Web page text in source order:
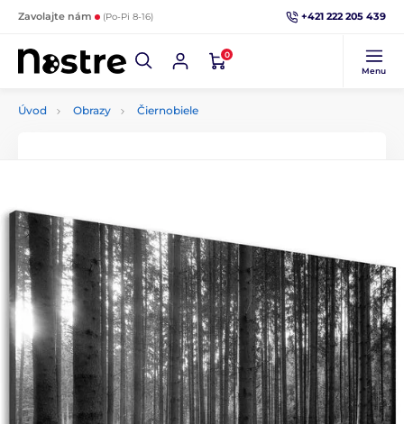
Zavolajte nám (Po-Pi 8-16) +421 222 205 439
0
Menu
Úvod Obrazy Čiernobiele